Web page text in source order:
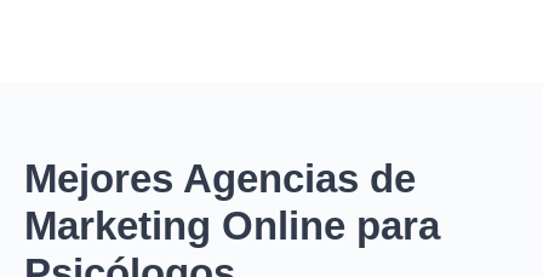
Mejores Agencias de
Marketing Online para